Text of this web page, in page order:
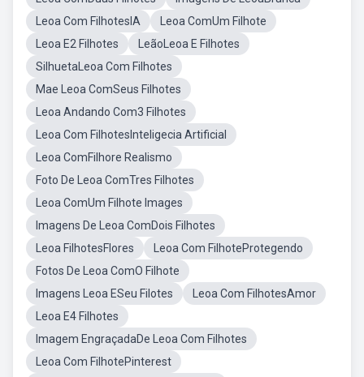
Leoa Com FilhotesIA
Leoa ComUm Filhote
Leoa E2 Filhotes
LeãoLeoa E Filhotes
SilhuetaLeoa Com Filhotes
Mae Leoa ComSeus Filhotes
Leoa Andando Com3 Filhotes
Leoa Com FilhotesInteligecia Artificial
Leoa ComFilhore Realismo
Foto De Leoa ComTres Filhotes
Leoa ComUm Filhote Images
Imagens De Leoa ComDois Filhotes
Leoa FilhotesFlores
Leoa Com FilhoteProtegendo
Fotos De Leoa ComO Filhote
Imagens Leoa ESeu Filotes
Leoa Com FilhotesAmor
Leoa E4 Filhotes
Imagem EngraçadaDe Leoa Com Filhotes
Leoa Com FilhotePinterest